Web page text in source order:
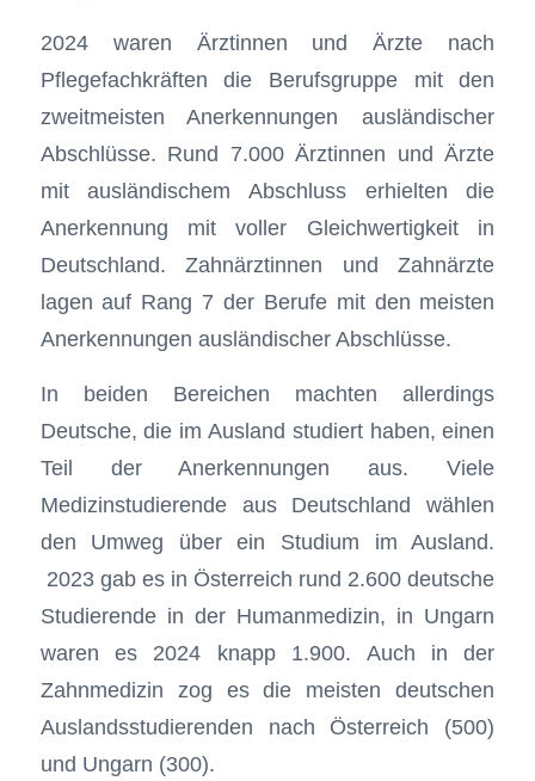
2024 waren Ärztinnen und Ärzte nach
Pflegefachkräften die Berufsgruppe mit den
zweitmeisten Anerkennungen ausländischer
Abschlüsse. Rund 7.000 Ärztinnen und Ärzte
mit ausländischem Abschluss erhielten die
Anerkennung mit voller Gleichwertigkeit in
Deutschland. Zahnärztinnen und Zahnärzte
lagen auf Rang 7 der Berufe mit den meisten
Anerkennungen ausländischer Abschlüsse.
In beiden Bereichen machten allerdings
Deutsche, die im Ausland studiert haben, einen
Teil der Anerkennungen aus. Viele
Medizinstudierende aus Deutschland wählen
den Umweg über ein Studium im Ausland.
2023 gab es in Österreich rund 2.600 deutsche
Studierende in der Humanmedizin, in Ungarn
waren es 2024 knapp 1.900. Auch in der
Zahnmedizin zog es die meisten deutschen
Auslandsstudierenden nach Österreich (500)
und Ungarn (300).